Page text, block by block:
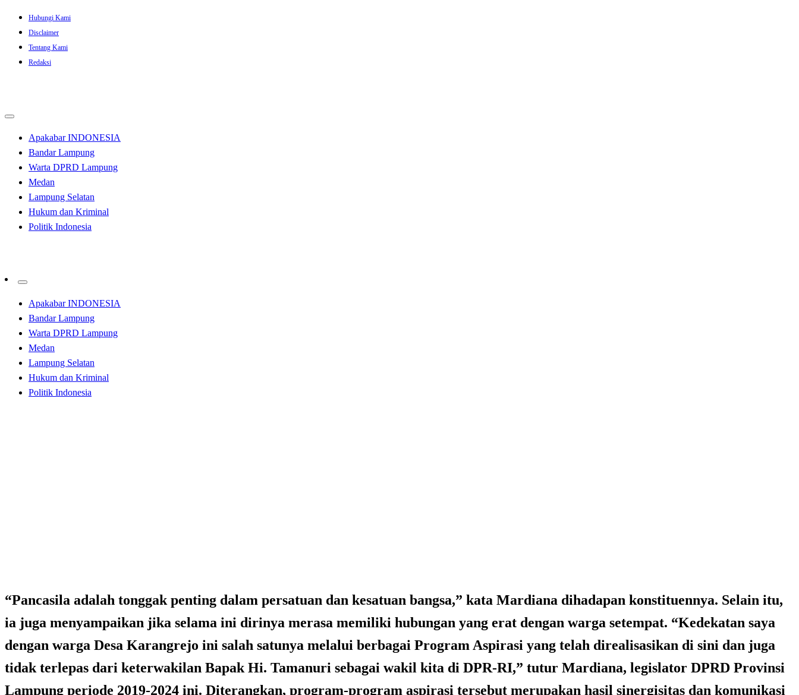
Skip
content
Hubungi Kami
Disclaimer
Tentang Kami
Redaksi
Apakabar INDONESIA
Bandar Lampung
Warta DPRD Lampung
Medan
Lampung Selatan
Hukum dan Kriminal
Politik Indonesia
Apakabar INDONESIA
Bandar Lampung
Warta DPRD Lampung
Medan
Lampung Selatan
Hukum dan Kriminal
Politik Indonesia
“Pancasila adalah tonggak penting dalam persatuan dan kesatuan bangsa,” kata Mardiana dihadapan konstituennya. Selain itu,
ia juga menyampaikan jika selama ini dirinya merasa memiliki hubungan yang erat dengan warga setempat. “Kedekatan saya
dengan warga Desa Karangrejo ini salah satunya melalui berbagai Program Aspirasi yang telah direalisasikan di sini dan juga
tidak terlepas dari keterwakilan Bapak Hi. Tamanuri sebagai wakil kita di DPR-RI,” tutur Mardiana, legislator DPRD Provinsi
Lampung periode 2019-2024 ini. Diterangkan, program-program aspirasi tersebut merupakan hasil sinergisitas dan komunikasi